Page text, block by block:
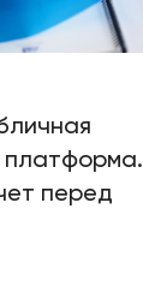
платформа.
перед